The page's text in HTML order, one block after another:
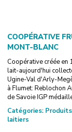
COOPÉRATIVE
MONT-BLANC
Coopérative créée
lait-aujourd'hui
Ugine-Val d'Arly-
à Flumet: Reblochon
de Savoie IGP
Catégories:
laitiers